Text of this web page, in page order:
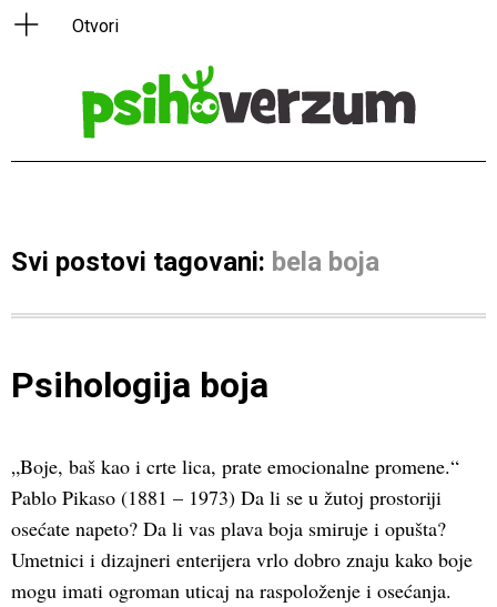
Svi postovi tagovani: bela boja
Psihologija boja
„Boje, baš kao i crte lica, prate emocionalne promene.“
Pablo Pikaso (1881 – 1973) Da li se u žutoj prostoriji
osećate napeto? Da li vas plava boja smiruje i opušta?
Umetnici i dizajneri enterijera vrlo dobro znaju kako boje
mogu imati ogroman uticaj na raspoloženje i osećanja.